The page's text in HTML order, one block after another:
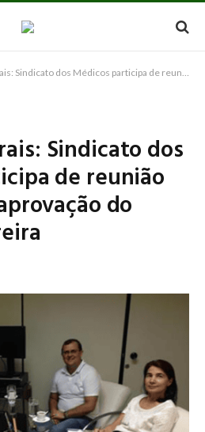
dos Médicos participa de reunião para agilizar aprovação do Plano de Carreira
Sindicato dos
de reunião
do